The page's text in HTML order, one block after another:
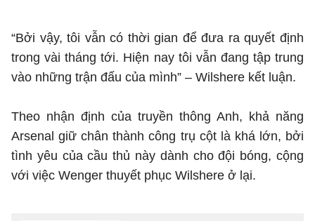
“Bởi vậy, tôi vẫn có thời gian để đưa ra quyết định
trong vài tháng tới. Hiện nay tôi vẫn đang tập trung
vào những trận đấu của mình” – Wilshere kết luận.
Theo nhận định của truyền thông Anh, khả năng
Arsenal giữ chân thành công trụ cột là khá lớn, bởi
tình yêu của cầu thủ này dành cho đội bóng, cộng
với việc Wenger thuyết phục Wilshere ở lại.